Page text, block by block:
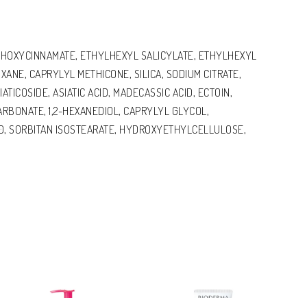
ETHYLHEXYL SALICYLATE, ETHYLHEXYL
CAPRYLYL METHICONE, SILICA, SODIUM CITRATE,
ASIATIC ACID, MADECASSIC ACID, ECTOIN,
1,2-HEXANEDIOL, CAPRYLYL GLYCOL,
ISOSTEARATE, HYDROXYETHYLCELLULOSE,